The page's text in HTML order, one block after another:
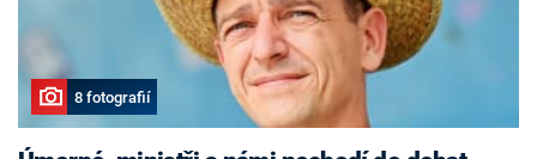
8 fotografií